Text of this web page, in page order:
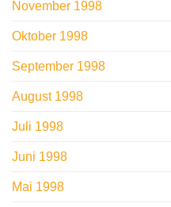
November 1998
Oktober 1998
September 1998
August 1998
Juli 1998
Juni 1998
Mai 1998